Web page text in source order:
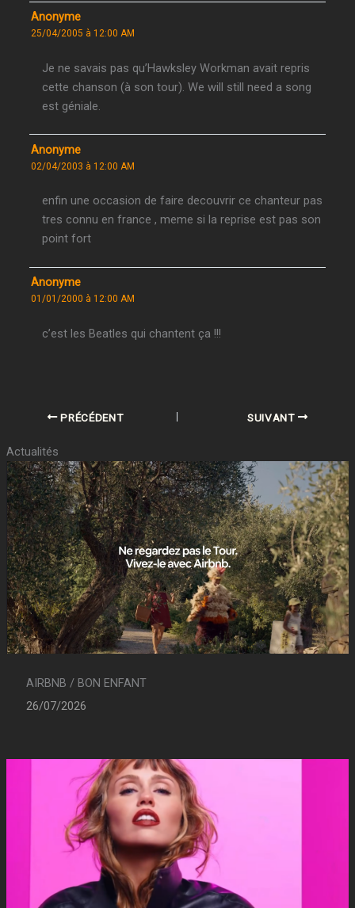
Anonyme
25/04/2005 à 12:00 AM
Je ne savais pas qu’Hawksley Workman avait repris
cette chanson (à son tour). We will still need a song
est géniale.
Anonyme
02/04/2003 à 12:00 AM
enfin une occasion de faire decouvrir ce chanteur pas
tres connu en france , meme si la reprise est pas son
point fort
Anonyme
01/01/2000 à 12:00 AM
c’est les Beatles qui chantent ça !!!
PRÉCÉDENT SUIVANT
Actualités
AIRBNB / BON ENFANT
26/07/2026